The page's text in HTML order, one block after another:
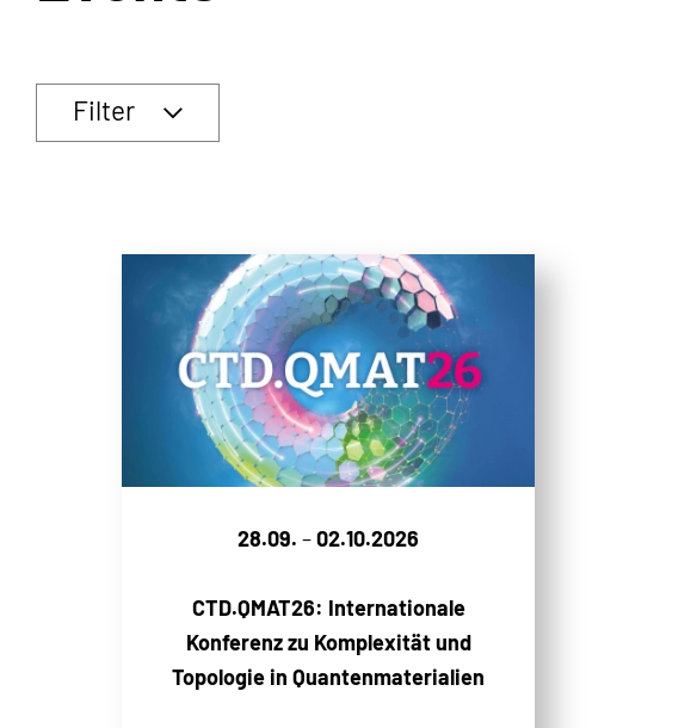
Filter
28.09. –02.10.2026
CTD.QMAT26: Internationale
Konferenz zu Komplexität und
Topologie in Quantenmaterialien